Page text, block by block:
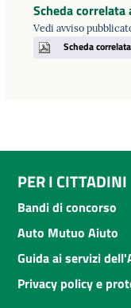
Scheda correlata
Vedi avviso
Scheda
PER I CITTADINI
Bandi di concorso
Auto Mutuo Aiuto
Guida ai servizi
Privacy policy e